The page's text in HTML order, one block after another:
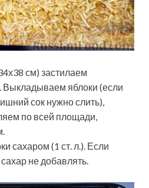
см) застилаем
Выкладываем яблоки (если
сок нужно слить),
по всей площади,
сахаром (1 ст. л.). Если
не добавлять.